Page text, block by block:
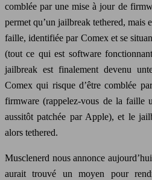
comblée par une mise à jour de
permet qu’un jailbreak tethered, mais
faille, identifiée par Comex et se
(tout ce qui est software
jailbreak est finalement devenu
Comex qui risque d’être comblée
firmware (rappelez-vous de la faille
aussitôt patchée par Apple), et le
alors tethered.
Musclenerd nous annonce
aurait trouvé un moyen pour